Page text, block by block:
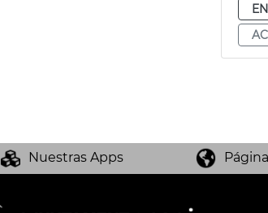
Nuestras Apps